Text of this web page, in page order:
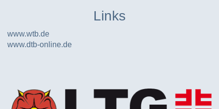
Links
www.wtb.de
www.dtb-online.de